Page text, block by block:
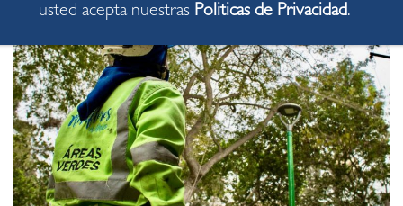
usted acepta nuestras Politicas de Privacidad.